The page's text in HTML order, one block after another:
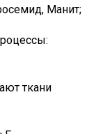
Манит;
ткани